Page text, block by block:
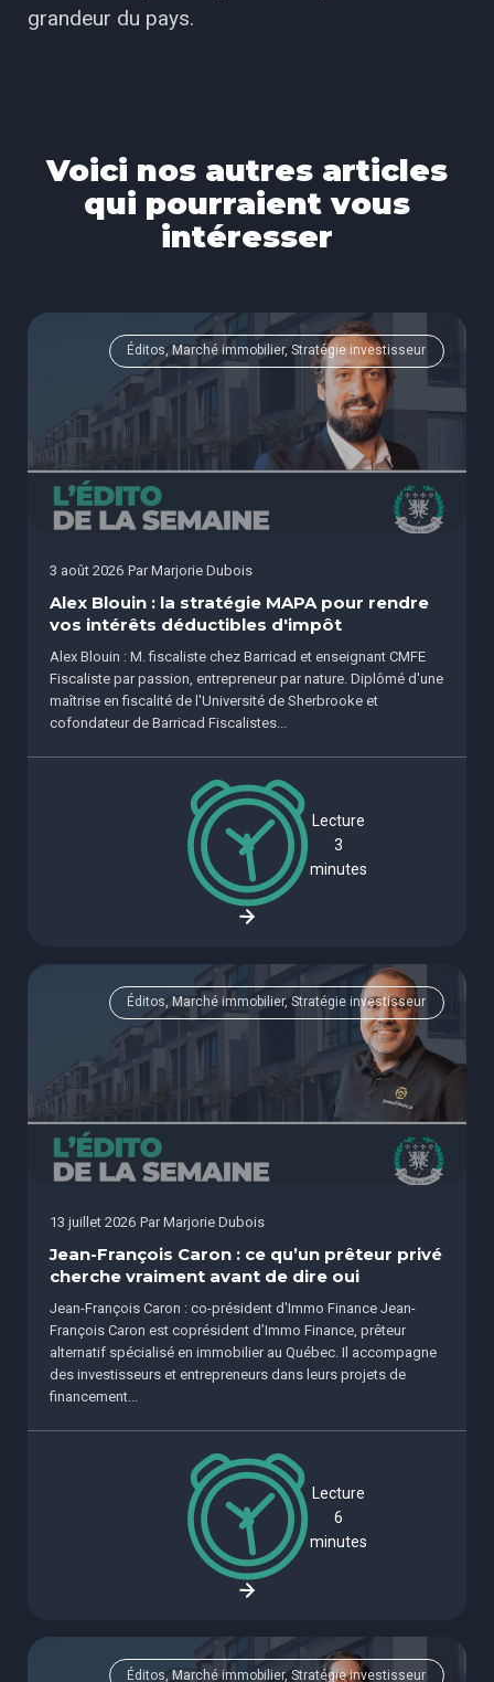
grandeur du pays.
Voici nos autres articles
qui pourraient vous
intéresser
Éditos, Marché immobilier, Stratégie investisseur
3 août 2026 Par Marjorie Dubois
Alex Blouin : la stratégie MAPA pour rendre
vos intérêts déductibles d'impôt
Alex Blouin : M. fiscaliste chez Barricad et enseignant CMFE
Fiscaliste par passion, entrepreneur par nature. Diplômé d'une
maîtrise en fiscalité de l'Université de Sherbrooke et
cofondateur de Barricad Fiscalistes...
Lecture
3
minutes
Éditos, Marché immobilier, Stratégie investisseur
13 juillet 2026 Par Marjorie Dubois
Jean-François Caron : ce qu’un prêteur privé
cherche vraiment avant de dire oui
Jean-François Caron : co-président d'Immo Finance Jean-
François Caron est coprésident d’Immo Finance, prêteur
alternatif spécialisé en immobilier au Québec. Il accompagne
des investisseurs et entrepreneurs dans leurs projets de
financement...
Lecture
6
minutes
Éditos, Marché immobilier, Stratégie investisseur